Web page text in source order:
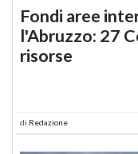
Fondi aree
l'Abruzzo: 27
risorse
di Redazione